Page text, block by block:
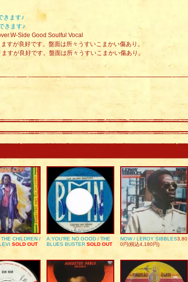
きます♪
きます♪
Side Good Soulful Vocal
すが良好です。盤面は所々うすいこまかい傷あり。
すが良好です。盤面は所々うすいこまかい傷あり。
CHILDREN /
SOLD OUT
A:YOU’RE NO GOOD / THE
BLUES BUSTER SOLD OUT
NOW / LEROY SIBBLES3,80
0円(税込4,180円)